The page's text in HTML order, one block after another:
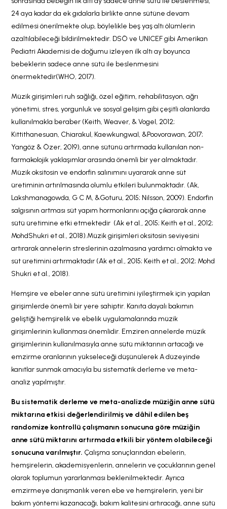
24 aya kadar da ek gıdalarla birlikte anne sütüne devam
edilmesi önerilmekte olup, böylelikle beş yaş altı ölümlerin
azaltılabileceği bildirilmektedir. DSÖ ve UNICEF gibi Amerikan
Pediatri Akademisi de doğumu izleyen ilk altı ay boyunca
bebeklerin sadece anne sütü ile beslenmesini
önermektedir(WHO, 2017).
Müzik girişimleri ruh sağlığı, özel eğitim, rehabilitasyon, ağrı
yönetimi, stres, yorgunluk ve sosyal gelişim gibi çeşitli alanlarda
kullanılmakla beraber (Keith, Weaver, & Vogel, 2012;
Kittithanesuan, Chiarakul, Kaewkungwal, &Poovorawan, 2017;
Yangöz & Özer, 2019), anne sütünü artırmada kullanılan non-
farmakolojik yaklaşımlar arasında önemli bir yer almaktadır.
Müzik oksitosin ve endorfin salınımını uyararak anne süt
üretiminin artırılmasında olumlu etkileri bulunmaktadır. (Ak,
Lakshmanagowda, G C M, &Goturu, 2015; Nilsson, 2009). Endorfin
salgısının artması süt yapım hormonlarını açığa çıkararak anne
sütü üretimine etki etmektedir (Ak et al., 2015; Keith et al., 2012;
MohdShukri et al., 2018).Müzik girişimleri oksitosin seviyesini
artırarak annelerin streslerinin azalmasına yardımcı olmakta ve
süt üretimini artırmaktadır (Ak et al., 2015; Keith et al., 2012; Mohd
Shukri et al., 2018).
Hemşire ve ebeler anne sütü üretimini iyileştirmek için yapılan
girişimlerde önemli bir yere sahiptir. Kanıta dayalı bakımın
geliştiği hemşirelik ve ebelik uygulamalarında müzik
girişimlerinin kullanması önemlidir. Emziren annelerde müzik
girişimlerinin kullanılmasıyla anne sütü miktarının artacağı ve
emzirme oranlarının yükseleceği düşünülerek A düzeyinde
kanıtlar sunmak amacıyla bu sistematik derleme ve meta-
analiz yapılmıştır.
Bu sistematik derleme ve meta-analizde müziğin anne sütü
miktarına etkisi değerlendirilmiş ve dâhil edilen beş
randomize kontrollü çalışmanın sonucuna göre müziğin
anne sütü miktarını artırmada etkili bir yöntem olabileceği
sonucuna varılmıştır. Çalışma sonuçlarından ebelerin,
hemşirelerin, akademisyenlerin, annelerin ve çocuklarının genel
olarak toplumun yararlanması beklenilmektedir. Ayrıca
emzirmeye danışmanlık veren ebe ve hemşirelerin, yeni bir
bakım yöntemi kazanacağı, bakım kalitesini artıracağı, anne sütü